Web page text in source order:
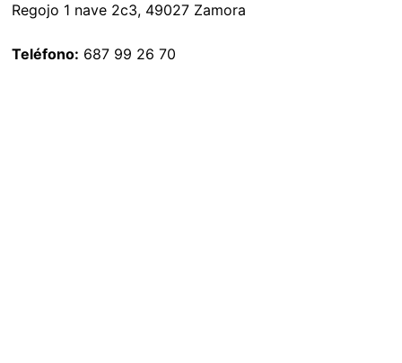
Regojo 1 nave 2c3, 49027 Zamora
Teléfono: 687 99 26 70